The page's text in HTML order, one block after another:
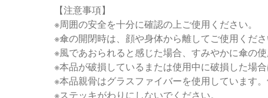
【注意事項】
※周囲の安全を十分に確認の上ご使用ください。
※傘の開閉時は、顔や身体から離してご使用くだ
※風であおられると感じた場合、すみやかに傘の
※本品が破損しているまたは使用中に破損した場
※本品親骨はグラスファイバーを使用しています
※ステッキがわりにしないでください。